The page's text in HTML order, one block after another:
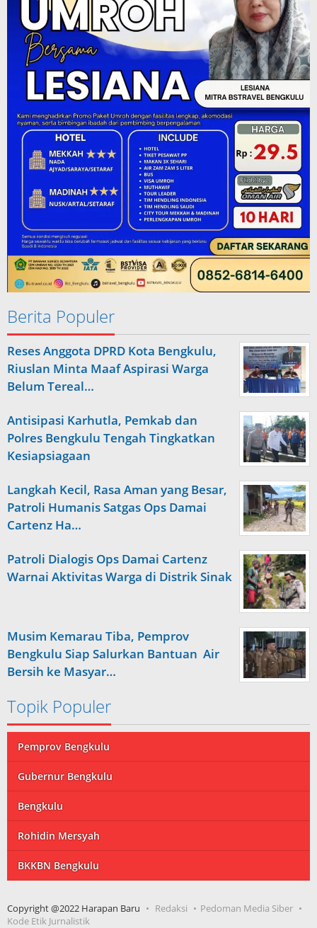
Berita Populer
Reses Anggota DPRD Kota Bengkulu,
Riuslan Minta Maaf Aspirasi Warga
Belum Tereal…
Antisipasi Karhutla, Pemkab dan
Polres Bengkulu Tengah Tingkatkan
Kesiapsiagaan
Langkah Kecil, Rasa Aman yang Besar,
Patroli Humanis Satgas Ops Damai
Cartenz Ha…
Patroli Dialogis Ops Damai Cartenz
Warnai Aktivitas Warga di Distrik Sinak
Musim Kemarau Tiba, Pemprov
Bengkulu Siap Salurkan Bantuan Air
Bersih ke Masyar…
Topik Populer
Pemprov Bengkulu
Gubernur Bengkulu
Bengkulu
Rohidin Mersyah
BKKBN Bengkulu
Copyright @2022 Harapan Baru Redaksi
Pedoman Media Siber
Kode Etik Jurnalistik